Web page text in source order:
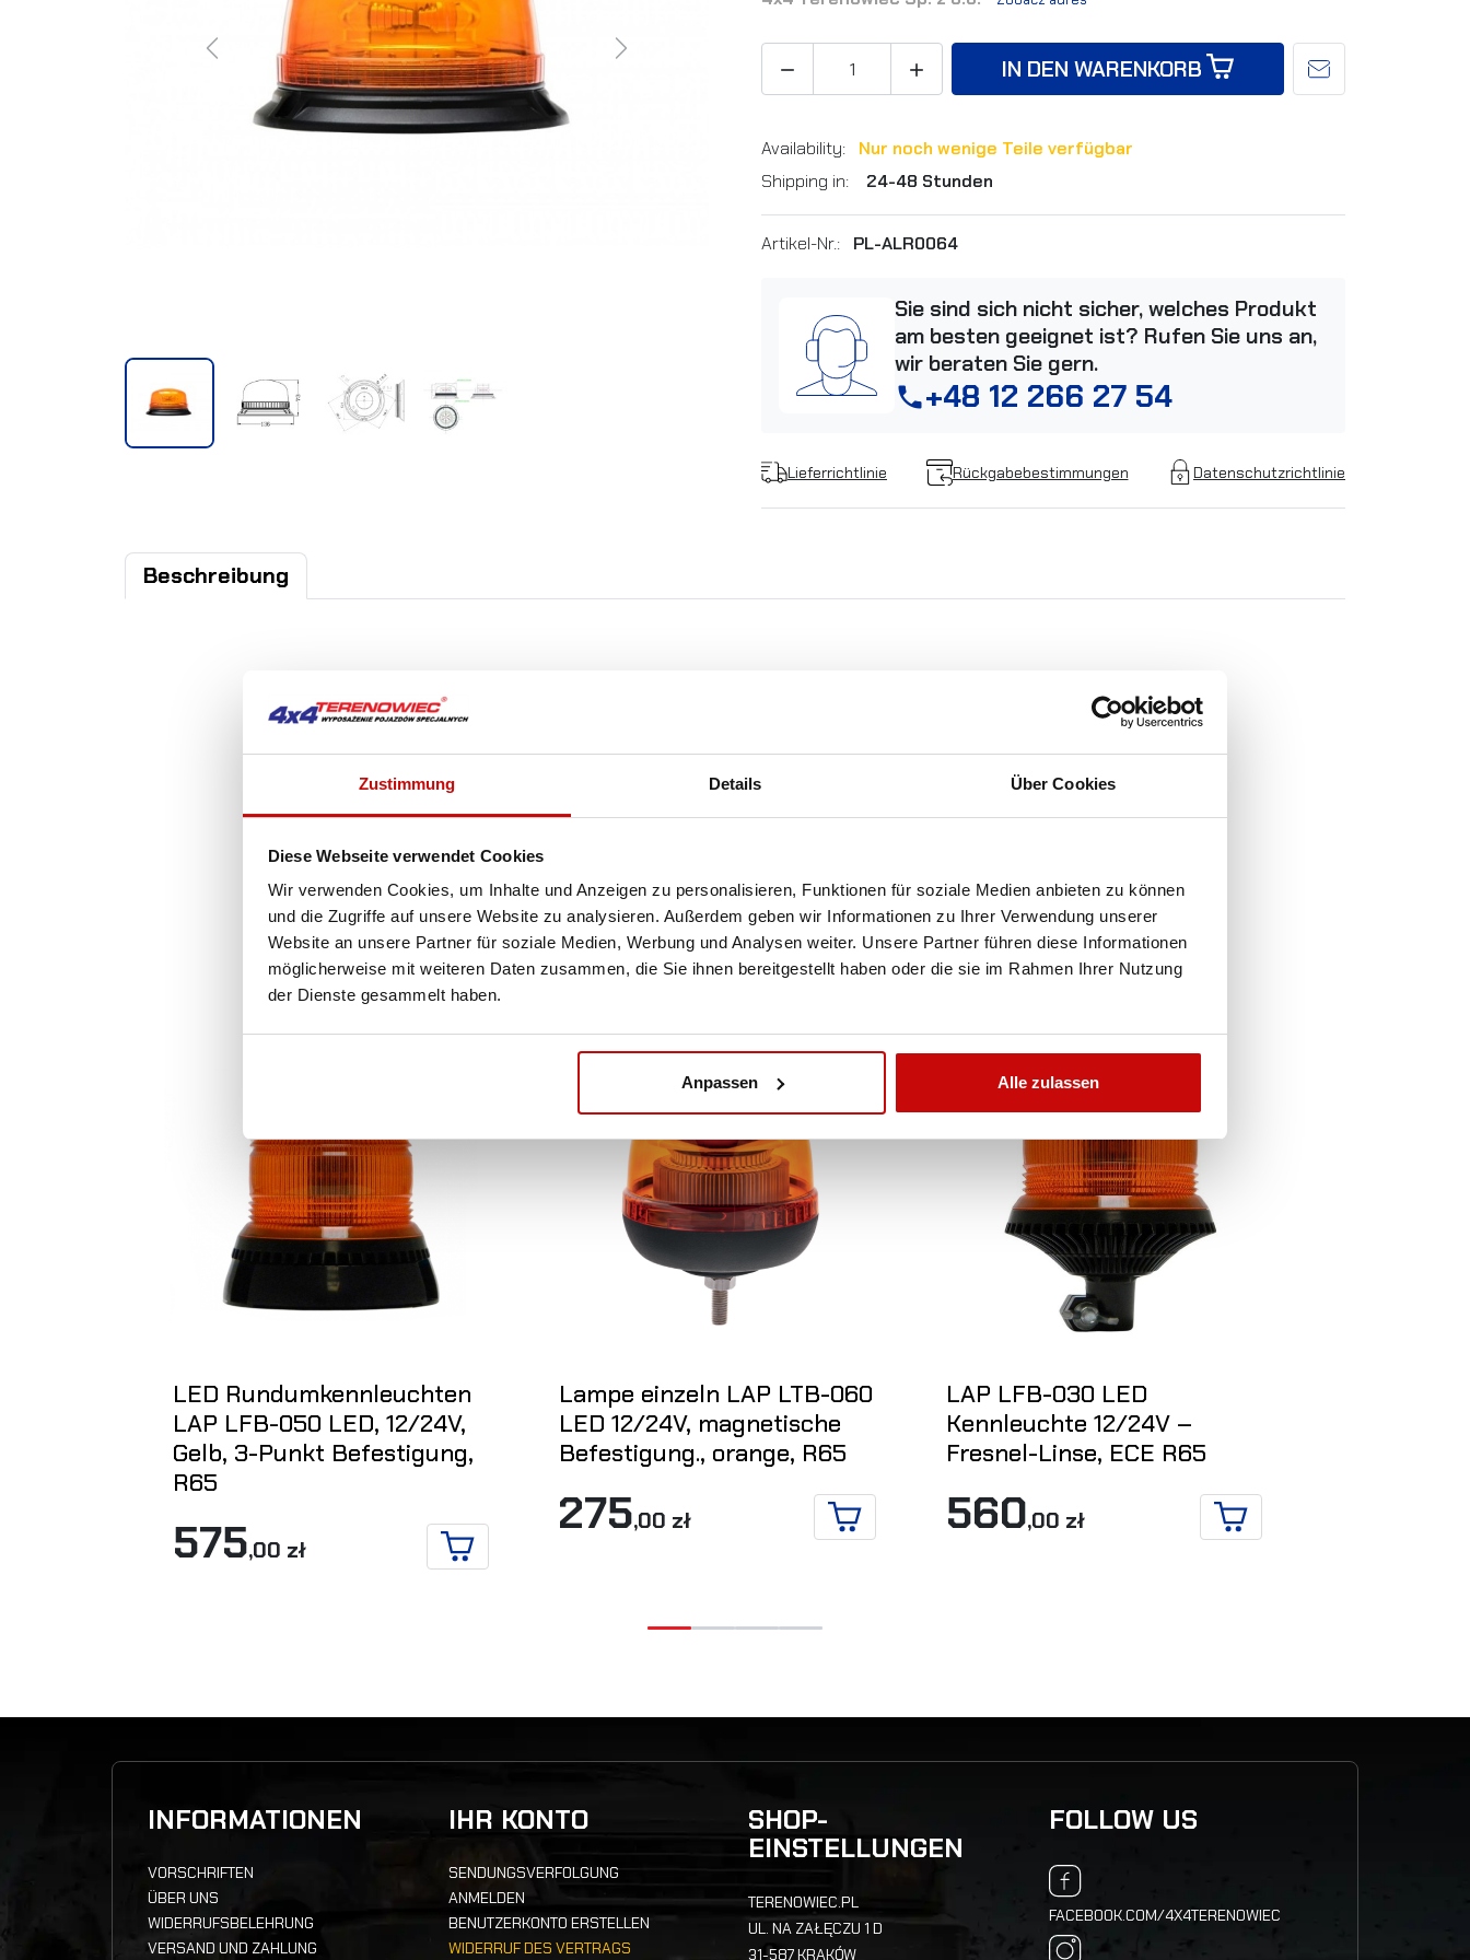
Zustimmung Details Über Cookies
Diese Webseite verwendet Cookies
Wir verwenden Cookies, um Inhalte und Anzeigen zu personalisieren, Funktionen für soziale Medien anbieten zu können
und die Zugriffe auf unsere Website zu analysieren. Außerdem geben wir Informationen zu Ihrer Verwendung unserer
Website an unsere Partner für soziale Medien, Werbung und Analysen weiter. Unsere Partner führen diese Informationen
möglicherweise mit weiteren Daten zusammen, die Sie ihnen bereitgestellt haben oder die sie im Rahmen Ihrer Nutzung
der Dienste gesammelt haben.
Anpassen Alle zulassen
Previous Next
  IN DEN WARENKORB
Availability:
Nur noch wenige Teile verfügbar
Shipping in:
24-48 Stunden
Artikel-Nr.: PL-ALR0064
Sie sind sich nicht sicher, welches Produkt
am besten geeignet ist? Rufen Sie uns an,
wir beraten Sie gern.
phone+48 12 266 27 54
Lieferrichtlinie Rückgabebestimmungen Datenschutzrichtlinie
Beschreibung
VERSAND!
ALLE BESTELLUNGEN IN UNSEREM SHOP WERDEN
IHNEN INNERHALB POLENS KOSTENLOS PER DPD-
KURIER ZUGESTELLT!
SEE MORE
LED Rundumkennleuchten
LAP LFB-050 LED, 12/24V,
Gelb, 3-Punkt Befestigung,
R65
575,00 zł
IN DEN WARENKORB
Lampe einzeln LAP LTB-060
LED 12/24V, magnetische
Befestigung., orange, R65
275,00 zł
IN DEN WARENKORB
LAP LFB-030 LED
Kennleuchte 12/24V –
Fresnel-Linse, ECE R65
560,00 zł
IN DEN WARENKORB
INFORMATIONEN
VORSCHRIFTEN
ÜBER UNS
WIDERRUFSBELEHRUNG
VERSAND UND ZAHLUNG
IHR KONTO
SENDUNGSVERFOLGUNG
ANMELDEN
BENUTZERKONTO ERSTELLEN
WIDERRUF DES VERTRAGS
SHOP-
EINSTELLUNGEN
TERENOWIEC.PL
UL. NA ZAŁĘCZU 1 D
31-587 KRAKÓW
FOLLOW US
FACEBOOK.COM/4X4TERENOWIEC